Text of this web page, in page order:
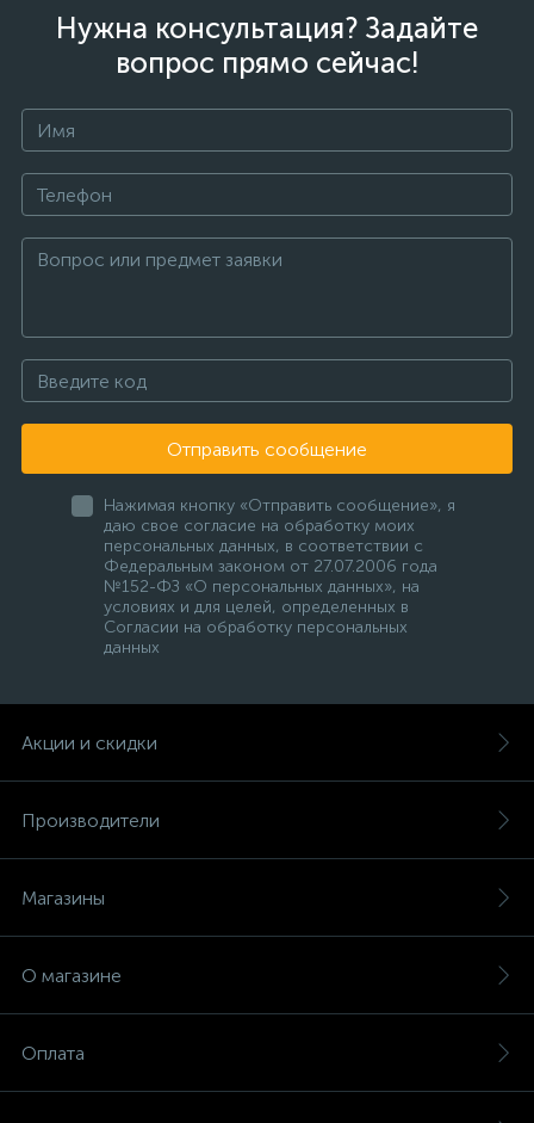
Нужна консультация? Задайте
вопрос прямо сейчас!
Отправить сообщение
Нажимая кнопку «Отправить сообщение», я
даю свое согласие на обработку моих
персональных данных, в соответствии с
Федеральным законом от 27.07.2006 года
№152-ФЗ «О персональных данных», на
условиях и для целей, определенных в
Согласии на обработку персональных
данных
Акции и скидки
Производители
Магазины
О магазине
Оплата